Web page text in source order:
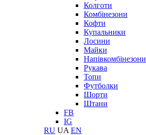
Колготи
Комбінезони
Кофти
Купальники
Лосини
Майки
Напівкомбінезони
Рукава
Топи
Футболки
Шорти
Штани
FB
IG
RU UA EN